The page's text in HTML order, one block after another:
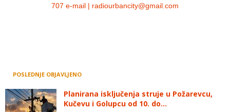
707 e-mail | radiourbancity@gmail.com
POSLEDNJE OBJAVLJENO
Planirana isključenja struje u Požarevcu,
Kučevu i Golupcu od 10. do...